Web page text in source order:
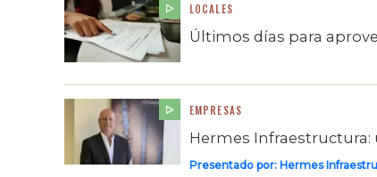
LOCALES
Últimos días para
EMPRESAS
Hermes
Presentado por: Hermes